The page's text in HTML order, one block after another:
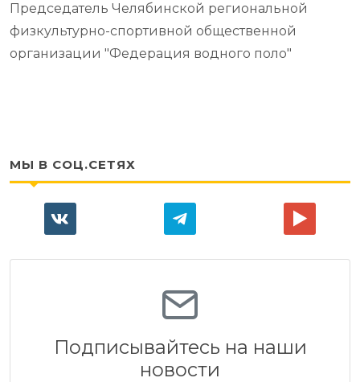
Председатель Челябинской региональной
физкультурно-спортивной общественной
организации "Федерация водного поло"
МЫ В СОЦ.СЕТЯХ
Подписывайтесь на наши
новости